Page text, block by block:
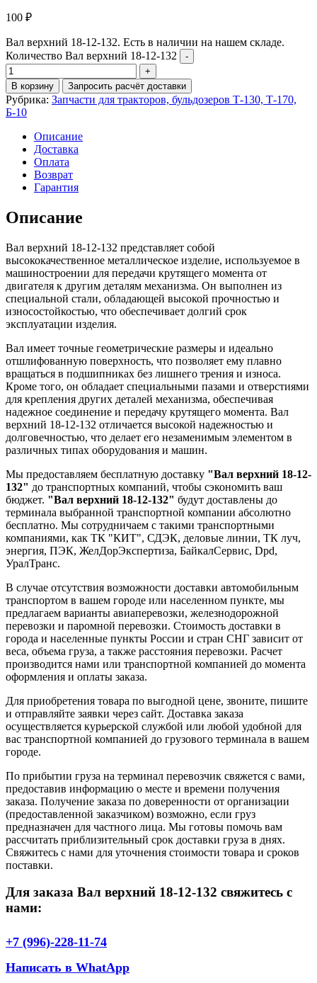
100 ₽
Вал верхний 18-12-132. Есть в наличии на нашем складе.
Количество Вал верхний 18-12-132
В корзину Запросить расчёт доставки
Рубрика: Запчасти для тракторов, бульдозеров Т-130, Т-170,
Б-10
Описание
Доставка
Оплата
Возврат
Гарантия
Описание
Вал верхний 18-12-132 представляет собой
высококачественное металлическое изделие, используемое в
машиностроении для передачи крутящего момента от
двигателя к другим деталям механизма. Он выполнен из
специальной стали, обладающей высокой прочностью и
износостойкостью, что обеспечивает долгий срок
эксплуатации изделия.
Вал имеет точные геометрические размеры и идеально
отшлифованную поверхность, что позволяет ему плавно
вращаться в подшипниках без лишнего трения и износа.
Кроме того, он обладает специальными пазами и отверстиями
для крепления других деталей механизма, обеспечивая
надежное соединение и передачу крутящего момента. Вал
верхний 18-12-132 отличается высокой надежностью и
долговечностью, что делает его незаменимым элементом в
различных типах оборудования и машин.
Мы предоставляем бесплатную доставку "Вал верхний 18-12-
132" до транспортных компаний, чтобы сэкономить ваш
бюджет. "Вал верхний 18-12-132" будут доставлены до
терминала выбранной транспортной компании абсолютно
бесплатно. Мы сотрудничаем с такими транспортными
компаниями, как ТК "КИТ", СДЭК, деловые линии, ТК луч,
энергия, ПЭК, ЖелДорЭкспертиза, БайкалСервис, Dpd,
УралТранс.
В случае отсутствия возможности доставки автомобильным
транспортом в вашем городе или населенном пункте, мы
предлагаем варианты авиаперевозки, железнодорожной
перевозки и паромной перевозки. Стоимость доставки в
города и населенные пункты России и стран СНГ зависит от
веса, объема груза, а также расстояния перевозки. Расчет
производится нами или транспортной компанией до момента
оформления и оплаты заказа.
Для приобретения товара по выгодной цене, звоните, пишите
и отправляйте заявки через сайт. Доставка заказа
осуществляется курьерской службой или любой удобной для
вас транспортной компанией до грузового терминала в вашем
городе.
По прибытии груза на терминал перевозчик свяжется с вами,
предоставив информацию о месте и времени получения
заказа. Получение заказа по доверенности от организации
(предоставленной заказчиком) возможно, если груз
предназначен для частного лица. Мы готовы помочь вам
рассчитать приблизительный срок доставки груза в днях.
Свяжитесь с нами для уточнения стоимости товара и сроков
поставки.
Для заказа Вал верхний 18-12-132 свяжитесь с
нами:
+7 (996)-228-11-74
Написать в WhatApp